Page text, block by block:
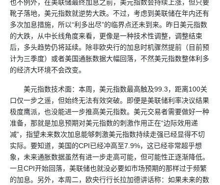
也不例外，在美联储最终加息之前，美元指数会持续上涨，但只要
靴子落地，美元指数就逆势大跌。不过，考虑到美联储在年内还有
多次加息措施，所以“利多出尽”的临界点还未到来。昨日美元指数
的大跌，从中长线角度来看，更像是一种技术性调整，调整结束
后，多头趋势仍将延续。除非欧央行的加息时机骤然提前（目前预
计为三季度）或者美国通胀数据大幅回落，不然美元指数整体利多
的经济大环境不会改变。
美元指数技术面：本周，美元指数最高触及99.3，距离100关
口仅一步之遥，但始终无法有效突破。即便是美联储利率决议结果
极度鹰派，也没能进一步推高美元指数。美元交易者需要做好一种
准备，那就是加息预期对美元指数的刺激作用正在“边际效用递
减”，指望未来数次加息能够刺激美元指数持续走强已经显得不切
实际。要知道，美国的CPI已经冲高至7.9%，这已经非常超乎想
象，未来通胀数据虽然有进一步走高可能，但可能性正逐渐降低。
一旦CPI开始回落，美联储也就没必要如市场预期的那样过于频繁
的加息。另外，本周二，欧央行行长拉加德讲话称：如果未来的数